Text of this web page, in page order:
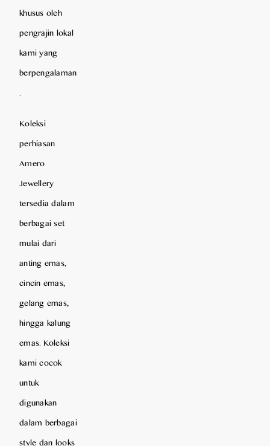
khusus oleh
pengrajin lokal
kami yang
berpengalaman
.
Koleksi
perhiasan
Amero
Jewellery
tersedia dalam
berbagai set
mulai dari
anting emas,
cincin emas,
gelang emas,
hingga kalung
emas. Koleksi
kami cocok
untuk
digunakan
dalam berbagai
style dan looks